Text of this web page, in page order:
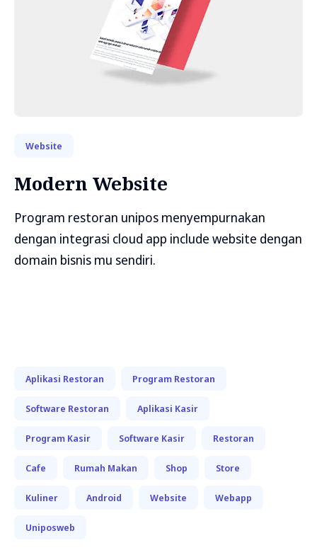
Website
Modern Website
Program restoran unipos menyempurnakan
dengan integrasi cloud app include website dengan
domain bisnis mu sendiri.
Aplikasi Restoran Program Restoran
Software Restoran Aplikasi Kasir
Program Kasir Software Kasir Restoran
Cafe Rumah Makan Shop Store
Kuliner Android Website Webapp
Uniposweb